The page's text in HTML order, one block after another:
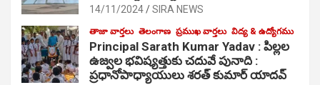
14/11/2024 SIRA NEWS
తాజా వార్తలు తెలంగాణ ప్రముఖ వార్తలు విద్య & ఉద్యోగము
Principal Sarath Kumar Yadav : పిల్లల
ఉజ్వల భవిష్యత్తుకు చదువే పునాది :
ప్రధానోపాధ్యాయులు శరత్ కుమార్ యాదవ్